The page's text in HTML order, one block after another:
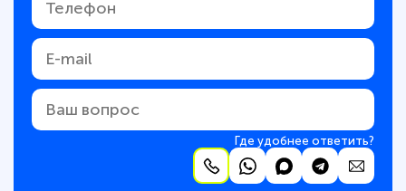
Где удобнее ответить?